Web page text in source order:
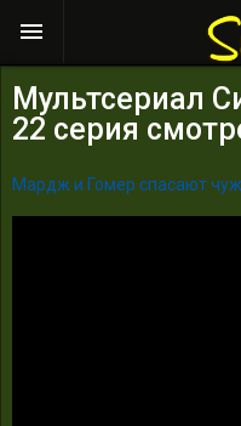
Мультсериал
22 серия
Мардж и Гомер спасают